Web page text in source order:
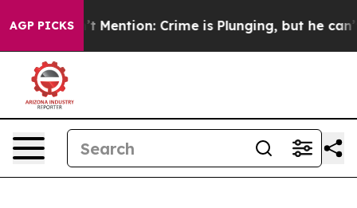
AGP PICKS
Won’t Mention: Crime is Plunging, but he can’t